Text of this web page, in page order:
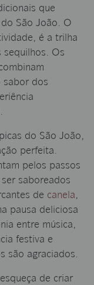
que
São João. O
é a trilha
sequilhos. Os
sabor dos
do São João,
perfeita.
pelos passos
saboreados
de canela,
pausa deliciosa
entre música,
festiva e
são agraciados.
de criar